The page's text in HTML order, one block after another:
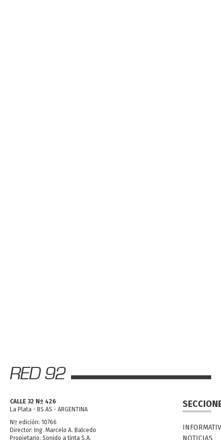
CALLE 32 Nº 426
La Plata - BS AS - ARGENTINA
Nº edición: 10766
Director: Ing. Marcelo A. Balcedo
Propietario: Sonido a tinta S.A.